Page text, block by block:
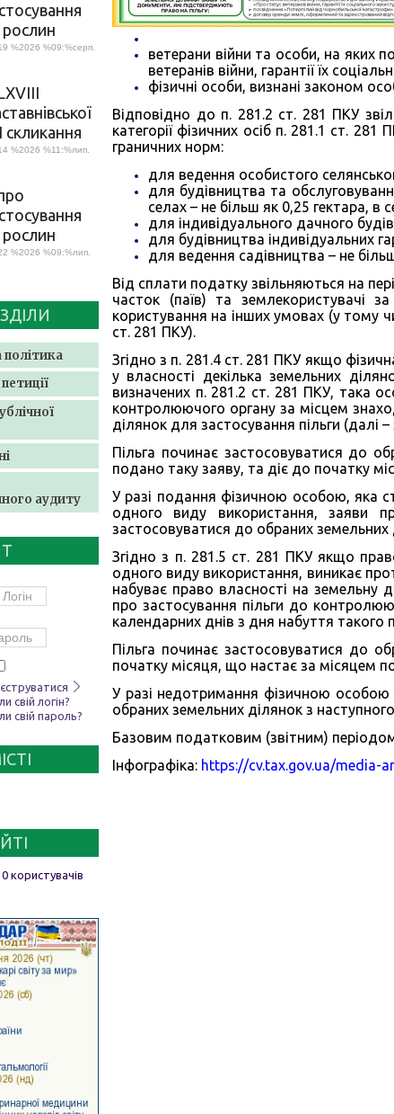
рослин
%2026 %09:%серп.
скликання
%2026 %11:%лип.
рослин
%2026 %09:%лип.
аудиту
свій логін?
свій пароль?
користувачів
ветерани війни та особи, на яких
ветеранів війни, гарантії їх
фізичні особи, визнані законом
Відповідно до п. 281.2 ст. 281 ПКУ
категорії фізичних осіб п. 281.1 ст.
граничних норм:
для ведення особистого
для будівництва та
селах – не більш як 0,25 гектара, в
для індивідуального дачного
для будівництва індивідуальних
для ведення садівництва – не
Від сплати податку звільняються на
часток (паїв) та землекористувачі
користування на інших умовах (у тому
ст. 281 ПКУ).
Згідно з п. 281.4 ст. 281 ПКУ якщо
у власності декілька земельних
визначених п. 281.2 ст. 281 ПКУ, така
контролюючого органу за місцем
ділянок для застосування пільги (далі
Пільга починає застосовуватися до
подано таку заяву, та діє до початку
У разі подання фізичною особою, яка
одного виду використання, заяви
застосовуватися до обраних земельних
Згідно з п. 281.5 ст. 281 ПКУ якщо
одного виду використання, виникає
набуває право власності на земельну
про застосування пільги до
календарних днів з дня набуття такого
Пільга починає застосовуватися до
початку місяця, що настає за місяцем
У разі недотримання фізичною особою
обраних земельних ділянок з
Базовим податковим (звітним)
Інфографіка: https://cv.tax.gov.ua/media-